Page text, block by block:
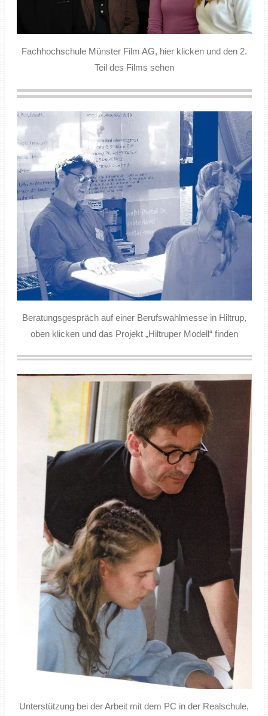
Fachhochschule Münster Film AG, hier klicken und den 2.
Teil des Films sehen
Beratungsgespräch auf einer Berufswahlmesse in Hiltrup,
oben klicken und das Projekt „Hiltruper Modell“ finden
Unterstützung bei der Arbeit mit dem PC in der Realschule,